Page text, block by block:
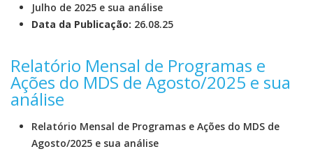
Julho de 2025 e sua análise
Data da Publicação: 26.08.25
Relatório Mensal de Programas e
Ações do MDS de Agosto/2025 e sua
análise
Relatório Mensal de Programas e Ações do MDS de
Agosto/2025 e sua análise